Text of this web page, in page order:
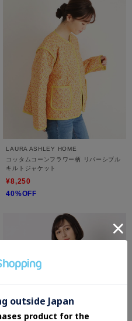
LAURA ASHLEY HOME
コッタムコーンフラワー柄 リバーシブル
キルトジャケット
¥8,250
40%OFF